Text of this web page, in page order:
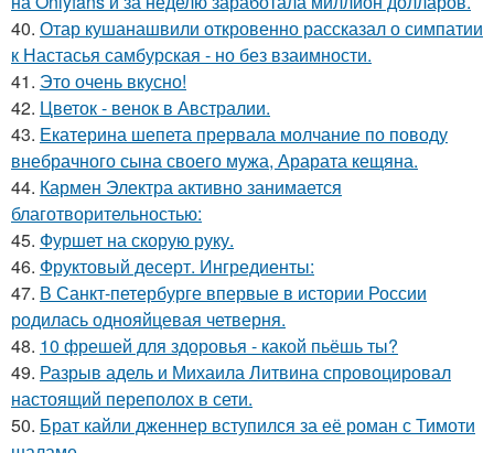
40. Отар кушанашвили откровенно рассказал о симпатии
к Настасья самбурская - но без взаимности.
41. Это очень вкусно!
42. Цветок - венок в Австралии.
43. Екатерина шепета прервала молчание по поводу
внебрачного сына своего мужа, Арарата кещяна.
44. Кармен Электра активно занимается
благотворительностью:
45. Фуршет на скорую руку.
46. Фруктовый десерт. Ингредиенты:
47. В Санкт-петербурге впервые в истории России
родилась однояйцевая четверня.
48. 10 фрешей для здоровья - какой пьёшь ты?
49. Разрыв адель и Михаила Литвина спровоцировал
настоящий переполох в сети.
50. Брат кайли дженнер вступился за её роман с Тимоти